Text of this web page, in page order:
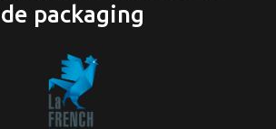
de packaging